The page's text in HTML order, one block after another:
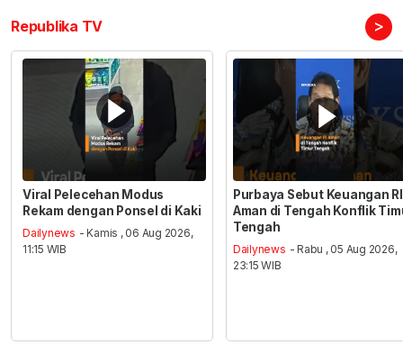
Republika TV >
Viral Pelecehan Modus
Rekam dengan Ponsel di Kaki
Dailynews - Kamis , 06 Aug 2026,
11:15 WIB
Purbaya Sebut Keuangan RI
Aman di Tengah Konflik
Tengah
Dailynews - Rabu , 05 Aug 2026,
23:15 WIB